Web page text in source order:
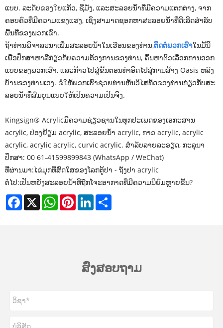
ແບບ. ລະດັບຂອງໃຍແກ້ວ, ຊີມັງ, ແລະສະລອຍນ້ໍາທີ່ມີຄວາມແຕກຕ່າງ, ຈາກ
ຄອບຄົວທີ່ມີຄວາມແຂງແຮງ, ເຊິ່ງສາມາດຊອກຫາສະລອຍນ້ໍາທີ່ດີເລີດສໍາລັບ
ພື້ນທີ່ຂອງພວກເຂົາ.
ຖ້າທ່ານພິຈາລະນາເພີ່ມສະລອຍນໍ້າໃນເຮືອນຂອງທ່ານ,ຕິດຕໍ່ພວກເຮົາໃນມື້ນີ້
ເພື່ອປຶກສາຫາລືກ່ຽວກັບຄວາມຕ້ອງການຂອງທ່ານ, ຄົ້ນຫາຕົວເລືອກການອອກ
ແບບຂອງພວກເຮົາ, ແລະກ້າວໄປສູ່ຂັ້ນຕອນທໍາອິດໄປສູ່ການສ້າງ Oasis ຫລັງ
ບ້ານຂອງທ່ານເອງ. ຂໍໃຫ້ພວກເຮົາຊ່ວຍທ່ານຫັນວິໄສທັດຂອງທ່ານກ່ຽວກັບສະ
ລອຍນ້ໍາທີ່ສົມບູນແບບໃຫ້ເປັນຄວາມເປັນຈິງ.
Kingsign® Acrylicມີຄວາມຊ່ຽວຊານໃນທຸກປະເພດຂອງເອກະສານ
acrylic, ປ່ອງຢ້ຽມ acrylic, ສະລອຍນ້ໍາ acrylic, ກາວ acrylic, acrylic
acrylic, acrylic acrylic, curvic acrylic. ສໍາລັບລາຍລະອຽດ, ກະລຸນາ
ປຶກສາ: 00 61-41599899843 (WhatsApp / WeChat)
ທີ່ຜ່ານມາ:ໄຂ່ມຸກທີ່ສົດໃສຂອງໂລກຕູ້ປາ - ຖັງປາ acrylic
ຕໍ່ໄປ:ເປັນຫຍັງສະລອຍນ້ໍາທີ່ຖືກໂຈະອາກາດທີ່ມີຄວາມນິຍົມຫຼາຍຂື້ນ?
Facebook
X WhatsAppPinterestLinkedIn
ສົ່ງສອບຖາມ